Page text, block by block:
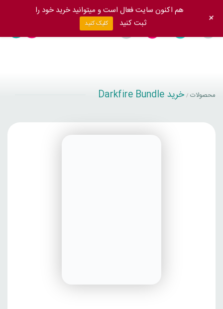
محصولات / خرید Darkfire Bundle
هم اکنون سایت فعال است و میتوانید خرید خود را
ثبت کنید
کلیک کنید +